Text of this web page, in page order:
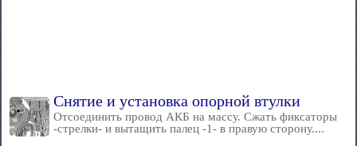
Снятие и установка опорной втулки
Отсоединить провод АКБ на массу. Сжать фиксаторы
-стрелки- и вытащить палец -1- в правую сторону....